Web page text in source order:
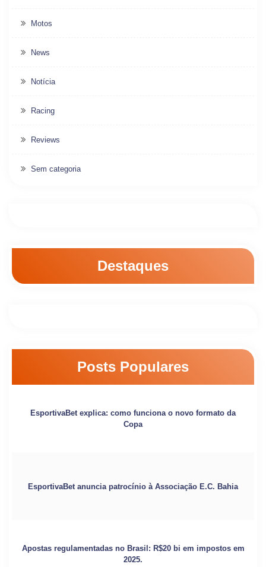
Motos
News
Notícia
Racing
Reviews
Sem categoria
Destaques
Posts Populares
EsportivaBet explica: como funciona o novo formato da
Copa
EsportivaBet anuncia patrocínio à Associação E.C. Bahia
Apostas regulamentadas no Brasil: R$20 bi em impostos em
2025.